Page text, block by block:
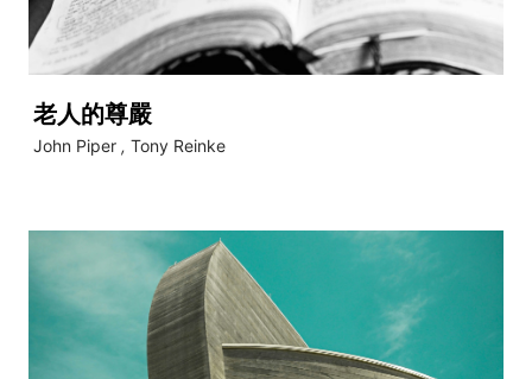
老人的尊嚴
John Piper , Tony Reinke